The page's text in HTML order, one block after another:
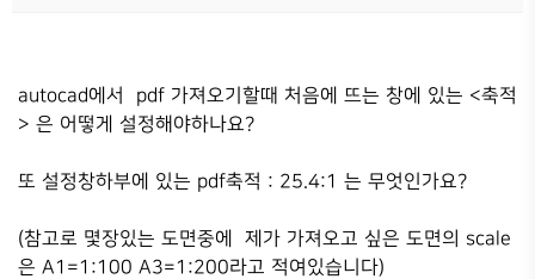
autocad에서 pdf 가져오기할때 처음에 뜨는 창에 있는 <축적
> 은 어떻게 설정해야하나요?
또 설정창하부에 있는 pdf축적 : 25.4:1 는 무엇인가요?
(참고로 몇장있는 도면중에 제가 가져오고 싶은 도면의 scale
은 A1=1:100 A3=1:200라고 적여있습니다)